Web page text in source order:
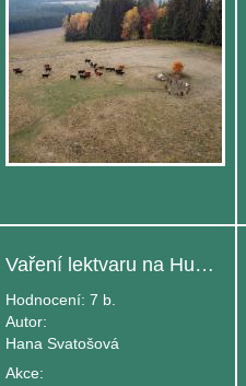
Vaření lektvaru na Hutiskách
Hodnocení: 7 b.
Autor:
Hana Svatošová
Akce: